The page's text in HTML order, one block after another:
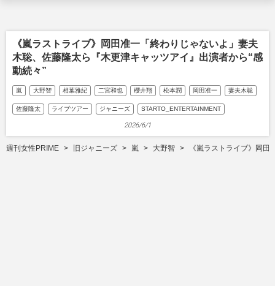
《嵐ラストライブ》岡田准一「終わりじゃないよ」妻夫
木聡、佐藤隆太ら『木更津キャッツアイ』出演者から“感
動続々”
嵐 大野智 相葉雅紀 二宮和也 櫻井翔 松本潤 岡田准一 妻夫木聡
佐藤隆太 ライブツアー ジャニーズ STARTO_ENTERTAINMENT
2026/6/1
週刊女性PRIME 旧ジャニーズ 嵐 大野智 《嵐ラストライブ》岡